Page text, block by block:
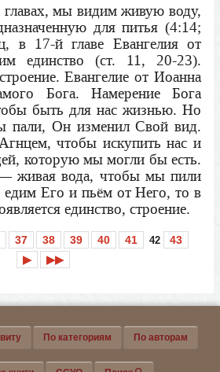
мы видим живую воду,
для питья (4:14;
в 17-й главе Евангелия от
единство (ст. 11, 20-23).
Евангелие от Иоанна
Бога. Намерение Бога
быть для нас жизнью. Но
пали, Он изменил Свой вид.
чтобы искупить нас и
которую мы могли бы есть.
живая вода, чтобы мы пили
Его и пьём от Него, то в
единство, строение.
37 38 39 40 41 42
43
▶
▶▶
По категориям По авторам